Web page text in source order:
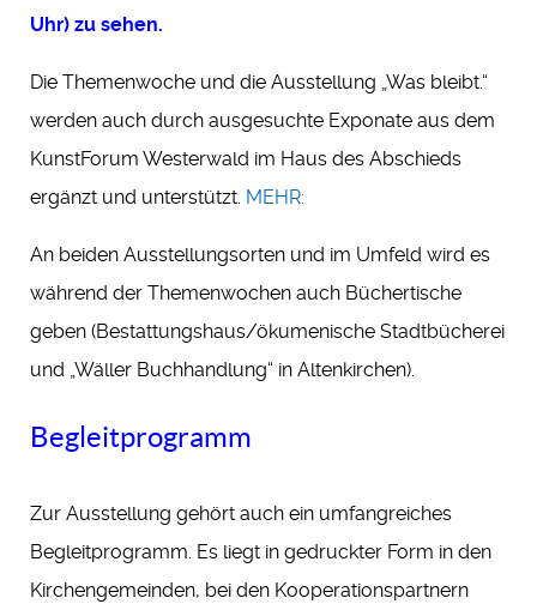
Uhr) zu sehen.
Die Themenwoche und die Ausstellung „Was bleibt.“
werden auch durch ausgesuchte Exponate aus dem
KunstForum Westerwald im Haus des Abschieds
ergänzt und unterstützt. MEHR:
An beiden Ausstellungsorten und im Umfeld wird es
während der Themenwochen auch Büchertische
geben (Bestattungshaus/ökumenische Stadtbücherei
und „Wäller Buchhandlung“ in Altenkirchen).
Begleitprogramm
Zur Ausstellung gehört auch ein umfangreiches
Begleitprogramm. Es liegt in gedruckter Form in den
Kirchengemeinden, bei den Kooperationspartnern